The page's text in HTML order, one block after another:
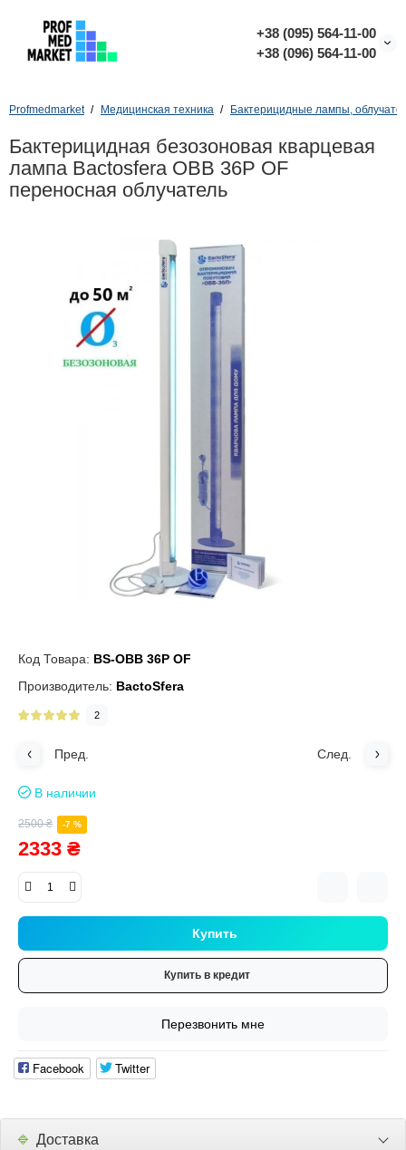
+38 (095) 564-11-00
+38 (096) 564-11-00
Profmedmarket Медицинская техника Бактерицидные лампы,
Бактерицидная безозоновая кварцевая
лампа Bactosfera ОBB 36P OF
переносная облучатель
Код Товара: BS-OBB 36P OF
Производитель: BactoSfera
2
Пред. След.
В наличии
2500 ₴ -7 %
2333 ₴
Купить
Купить в кредит
Перезвонить мне
Facebook Twitter
🔹 Доставка